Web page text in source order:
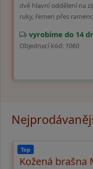
dvě hlavní oddělení na
ruky, řemen přes
vyrobíme do 14
Objednací kód: 1060
Top
Kožená brašna